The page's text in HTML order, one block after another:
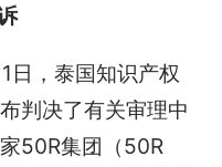
日，泰国知识产权
判决了有关审理中
50R集团（50R